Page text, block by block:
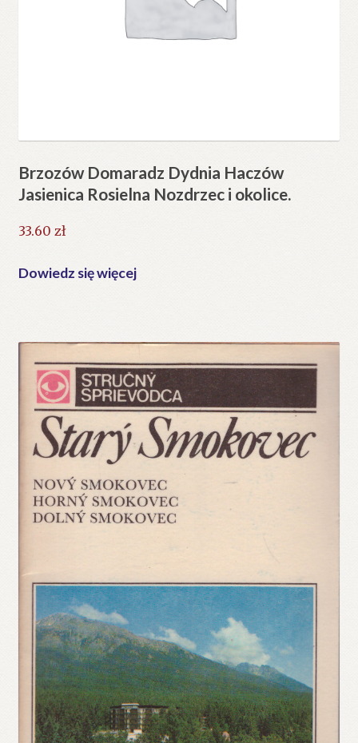
Brzozów Domaradz Dydnia Haczów
Jasienica Rosielna Nozdrzec i okolice.
33.60 zł
Dowiedz się więcej